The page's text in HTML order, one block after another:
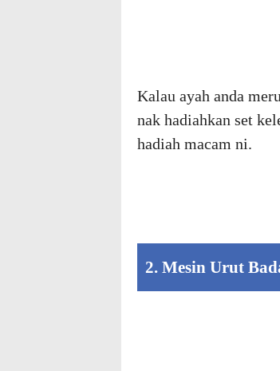
Kalau ayah anda
nak hadiahkan set
hadiah macam ni.
2. Mesin Urut